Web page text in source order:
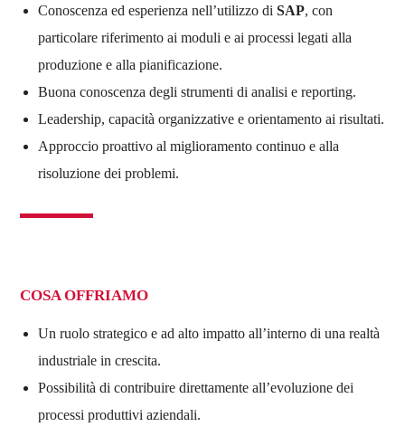
Conoscenza ed esperienza nell’utilizzo diSAP, con
particolare riferimento ai moduli e ai processi legati alla
produzione e alla pianificazione.
Buona conoscenza degli strumenti di analisi e reporting.
Leadership, capacità organizzative e orientamento ai risultati.
Approccio proattivo al miglioramento continuo e alla
risoluzione dei problemi.
COSA OFFRIAMO
Un ruolo strategico e ad alto impatto all’interno di una realtà
industriale in crescita.
Possibilità di contribuire direttamente all’evoluzione dei
processi produttivi aziendali.